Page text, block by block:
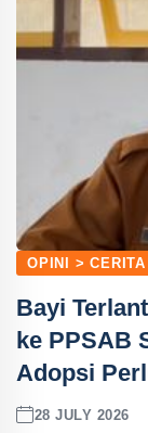
OPINI > CERITA
Bayi
ke PPSAB
Adopsi
28 JULY 2026